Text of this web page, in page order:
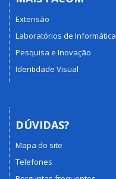
Extensão
Laboratórios de Informática
Pesquisa e Inovação
Identidade Visual
DÚVIDAS?
Mapa do site
Telefones